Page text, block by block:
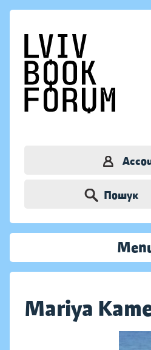
Пошук
Mariya